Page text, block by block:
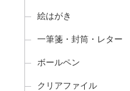
絵はがき
一筆箋・封筒・レター
ボールペン
クリアファイル